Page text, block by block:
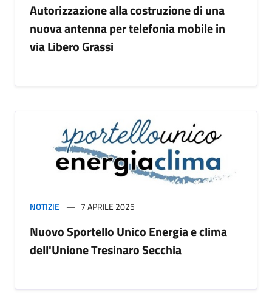
Autorizzazione alla costruzione di una
nuova antenna per telefonia mobile in
via Libero Grassi
NOTIZIE 7 APRILE 2025
Nuovo Sportello Unico Energia e clima
dell'Unione Tresinaro Secchia